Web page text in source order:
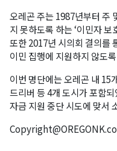
오레곤 주는 1987년부터 주
지 못하도록 하는 ‘이민자
또한 2017년 시의회 결의를
이민 집행에 지원하지 않도
이번 명단에는 오레곤 내 15
드리버 등 4개 도시가 포함
자금 지원 중단 시도에 맞서